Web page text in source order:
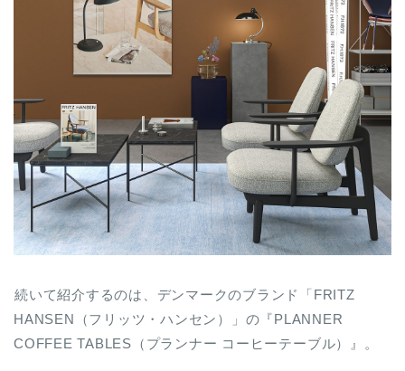
続いて紹介するのは、デンマークのブランド「FRITZ
HANSEN（フリッツ・ハンセン）」の『PLANNER
COFFEE TABLES（プランナー コーヒーテーブル）』。